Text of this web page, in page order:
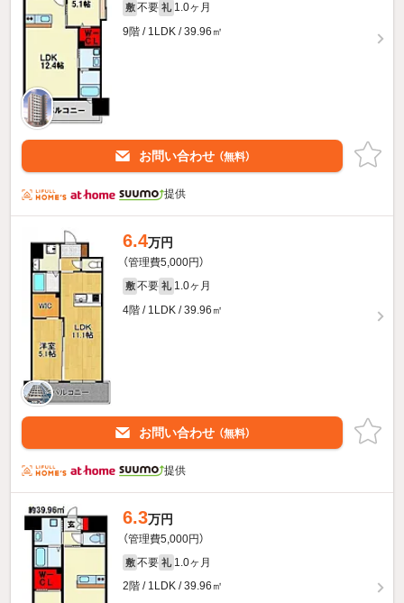
敷 不要 礼 1.0ヶ月
9階 / 1LDK / 39.96㎡
お問い合わせ （無料）
提供
6.4万円
（管理費5,000円）
敷 不要 礼 1.0ヶ月
4階 / 1LDK / 39.96㎡
お問い合わせ （無料）
提供
6.3万円
（管理費5,000円）
敷 不要 礼 1.0ヶ月
2階 / 1LDK / 39.96㎡